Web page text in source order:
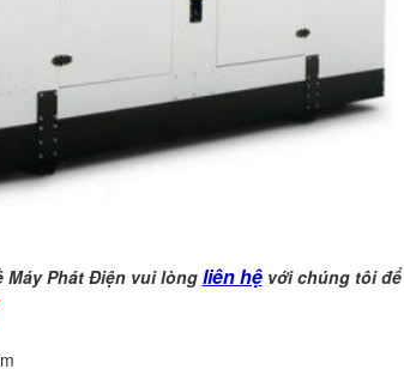
Máy Phát Điện vui lòngliên hệ với chúng tôi